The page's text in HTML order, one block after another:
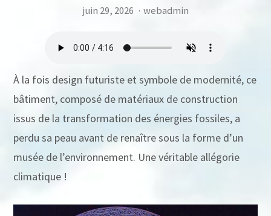
juin 29, 2026 · webadmin
À la fois design futuriste et symbole de modernité, ce
bâtiment, composé de matériaux de construction
issus de la transformation des énergies fossiles, a
perdu sa peau avant de renaître sous la forme d’un
musée de l’environnement. Une véritable allégorie
climatique !